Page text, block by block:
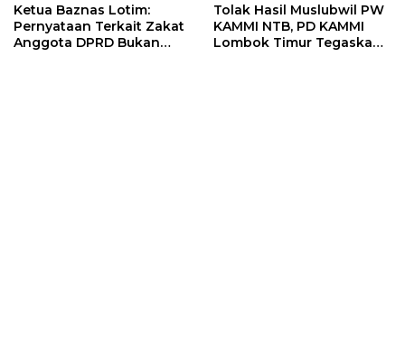
Ketua Baznas Lotim:
Pernyataan Terkait Zakat
Anggota DPRD Bukan
Tolak Hasil Muslubwil PW
KAMMI NTB, PD KAMMI
Lombok Timur Tegaskan